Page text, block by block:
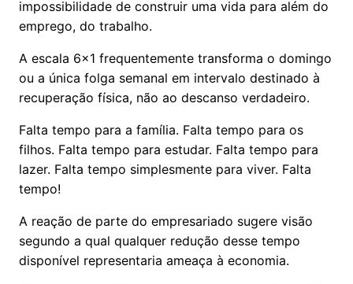
impossibilidade de construir uma vida para além do
emprego, do trabalho.
A escala 6x1 frequentemente transforma o domingo
ou a única folga semanal em intervalo destinado à
recuperação física, não ao descanso verdadeiro.
Falta tempo para a família. Falta tempo para os
filhos. Falta tempo para estudar. Falta tempo para
lazer. Falta tempo simplesmente para viver. Falta
tempo!
A reação de parte do empresariado sugere visão
segundo a qual qualquer redução desse tempo
disponível representaria ameaça à economia.